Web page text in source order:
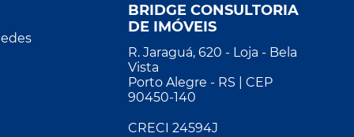
BRIDGE CONSULTORIA
DE IMÓVEIS
R. Jaraguá, 620 - Loja - Bela
Vista
Porto Alegre - RS | CEP
90450-140
CRECI 24594J